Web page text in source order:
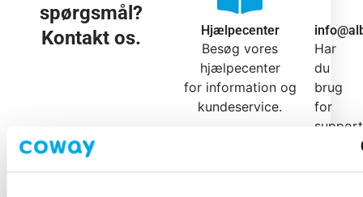
spørgsmål?
Kontakt os.
Hjælpecenter
Besøg vores
hjælpecenter
for information og
kundeservice.
Har
du
brug
for